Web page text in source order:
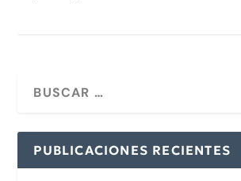
PUBLICACIONES RECIENTES